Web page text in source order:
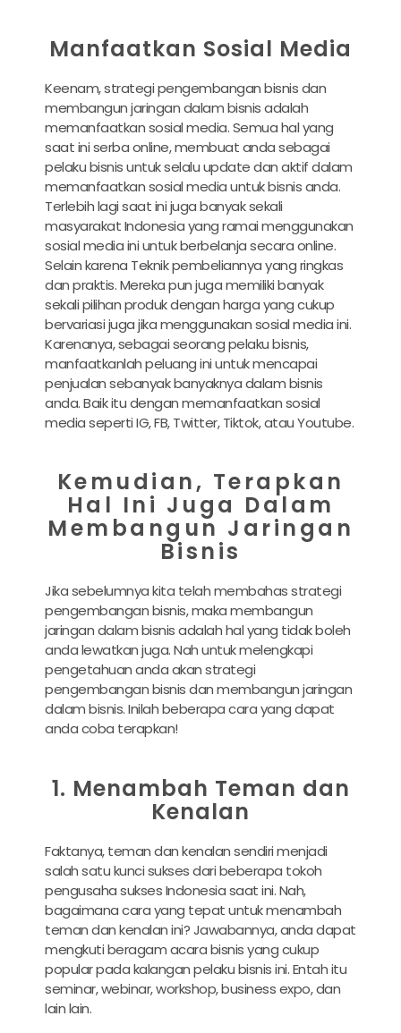
Manfaatkan Sosial Media
Keenam, strategi pengembangan bisnis dan
membangun jaringan dalam bisnis adalah
memanfaatkan sosial media. Semua hal yang
saat ini serba online, membuat anda sebagai
pelaku bisnis untuk selalu update dan aktif dalam
memanfaatkan sosial media untuk bisnis anda.
Terlebih lagi saat ini juga banyak sekali
masyarakat Indonesia yang ramai menggunakan
sosial media ini untuk berbelanja secara online.
Selain karena Teknik pembeliannya yang ringkas
dan praktis. Mereka pun juga memiliki banyak
sekali pilihan produk dengan harga yang cukup
bervariasi juga jika menggunakan sosial media ini.
Karenanya, sebagai seorang pelaku bisnis,
manfaatkanlah peluang ini untuk mencapai
penjualan sebanyak banyaknya dalam bisnis
anda. Baik itu dengan memanfaatkan sosial
media seperti IG, FB, Twitter, Tiktok, atau Youtube.
Kemudian, Terapkan
Hal Ini Juga Dalam
Membangun Jaringan
Bisnis
Jika sebelumnya kita telah membahas strategi
pengembangan bisnis, maka membangun
jaringan dalam bisnis adalah hal yang tidak boleh
anda lewatkan juga. Nah untuk melengkapi
pengetahuan anda akan strategi
pengembangan bisnis dan membangun jaringan
dalam bisnis. Inilah beberapa cara yang dapat
anda coba terapkan!
1. Menambah Teman dan
Kenalan
Faktanya, teman dan kenalan sendiri menjadi
salah satu kunci sukses dari beberapa tokoh
pengusaha sukses Indonesia saat ini. Nah,
bagaimana cara yang tepat untuk menambah
teman dan kenalan ini? Jawabannya, anda dapat
mengkuti beragam acara bisnis yang cukup
popular pada kalangan pelaku bisnis ini. Entah itu
seminar, webinar, workshop, business expo, dan
lain lain.